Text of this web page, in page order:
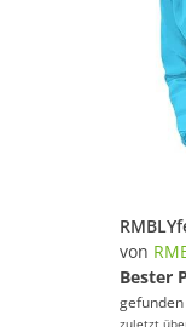
von
Bester
gefunden
zuletzt